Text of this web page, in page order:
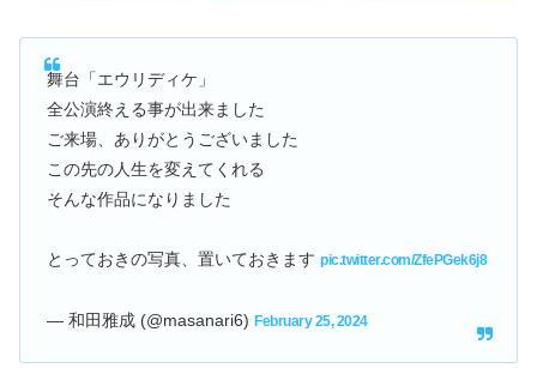
舞台「エウリディケ」
全公演終える事が出来ました
ご来場、ありがとうございました
この先の人生を変えてくれる
そんな作品になりました
とっておきの写真、置いておきます pic.twitter.com/ZfePGek6j8
— 和田雅成 (@masanari6) February 25, 2024